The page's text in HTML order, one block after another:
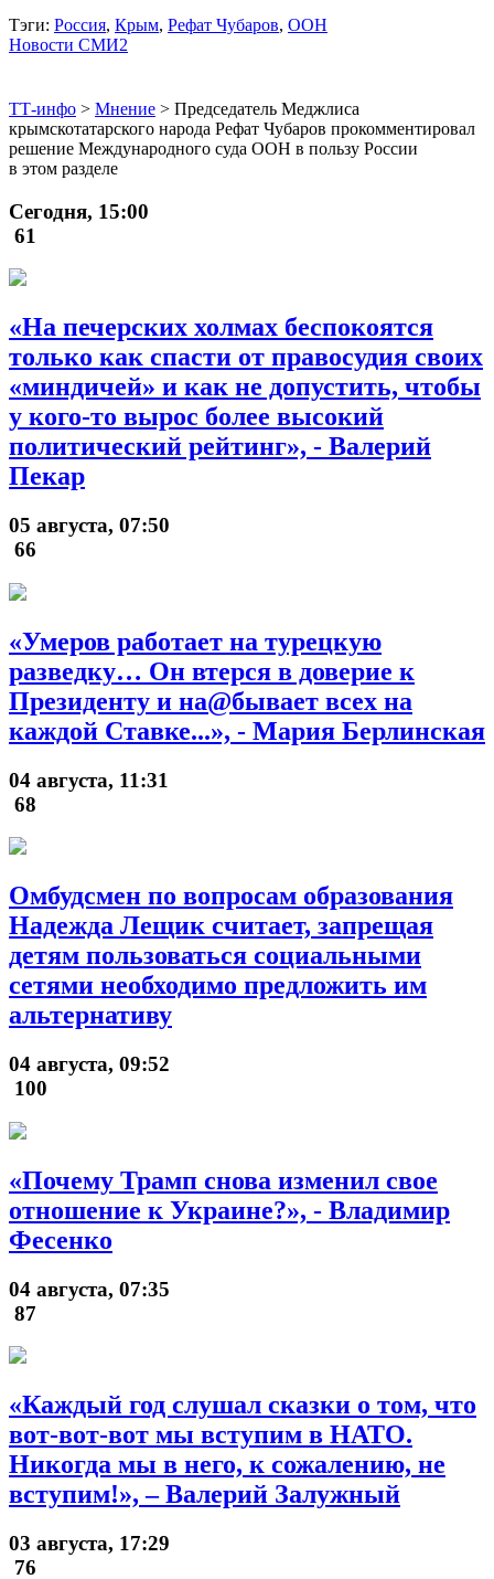
Тэги: Россия, Крым, Рефат Чубаров, ООН
Новости СМИ2
ТТ-инфо > Мнение > Председатель Меджлиса
крымскотатарского народа Рефат Чубаров прокомментировал
решение Международного суда ООН в пользу России
в этом разделе
Сегодня, 15:00
61
«На печерских холмах беспокоятся
только как спасти от правосудия своих
«миндичей» и как не допустить, чтобы
у кого-то вырос более высокий
политический рейтинг», - Валерий
Пекар
05 августа, 07:50
66
«Умеров работает на турецкую
разведку… Он втерся в доверие к
Президенту и на@бывает всех на
каждой Ставке...», - Мария Берлинская
04 августа, 11:31
68
Омбудсмен по вопросам образования
Надежда Лещик считает, запрещая
детям пользоваться социальными
сетями необходимо предложить им
альтернативу
04 августа, 09:52
100
«Почему Трамп снова изменил свое
отношение к Украине?», - Владимир
Фесенко
04 августа, 07:35
87
«Каждый год слушал сказки о том, что
вот-вот-вот мы вступим в НАТО.
Никогда мы в него, к сожалению, не
вступим!», – Валерий Залужный
03 августа, 17:29
76